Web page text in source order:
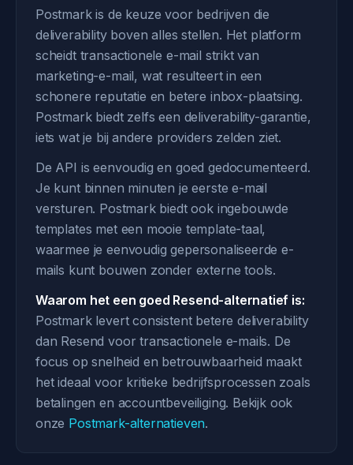
Postmark is de keuze voor bedrijven die
deliverability boven alles stellen. Het platform
scheidt transactionele e-mail strikt van
marketing-e-mail, wat resulteert in een
schonere reputatie en betere inbox-plaatsing.
Postmark biedt zelfs een deliverability-garantie,
iets wat je bij andere providers zelden ziet.
De API is eenvoudig en goed gedocumenteerd.
Je kunt binnen minuten je eerste e-mail
versturen. Postmark biedt ook ingebouwde
templates met een mooie template-taal,
waarmee je eenvoudig gepersonaliseerde e-
mails kunt bouwen zonder externe tools.
Waarom het een goed Resend-alternatief is:
Postmark levert consistent betere deliverability
dan Resend voor transactionele e-mails. De
focus op snelheid en betrouwbaarheid maakt
het ideaal voor kritieke bedrijfsprocessen zoals
betalingen en accountbeveiliging. Bekijk ook
onze Postmark-alternatieven.